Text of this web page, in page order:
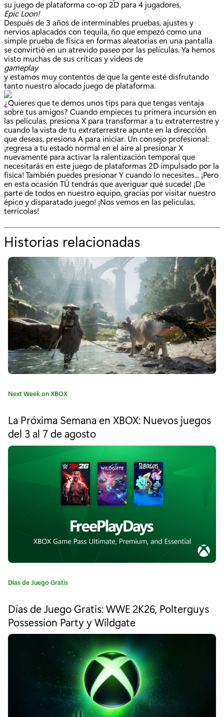
su juego de plataforma co-op 2D para 4 jugadores,
Epic Loon!
Después de 3 años de interminables pruebas, ajustes y
nervios aplacados con tequila, ño que empezó como una
simple prueba de física en formas aleatorias en una pantalla
se convirtió en un atrevido paseo por las películas. Ya hemos
visto muchas de sus críticas y videos de
gameplay
y estamos muy contentos de que la gente esté disfrutando
tanto nuestro alocado juego de plataforma.
¿Quieres que te demos unos tips para que tengas ventaja
sobre tus amigos? Cuando empieces tu primera incursión en
las películas, presiona X para transformar a tu extraterrestre y
cuando la vista de tu extraterrestre apunte en la dirección
que deseas, presiona A para iniciar. Un consejo profesional:
¡regresa a tu estado normal en el aire al presionar X
nuevamente para activar la ralentización temporal que
necesitarás en este juego de plataformas 2D impulsado por la
física! También puedes presionar Y cuando lo necesites... ¡Pero
en esta ocasión TÚ tendrás que averiguar qué sucede! ¡De
parte de todos en nuestro equipo, gracias por visitar nuestro
épico y disparatado juego! ¡Nos vemos en las películas,
terrícolas!
Historias relacionadas
o
r
"
I
n
v
a
l
s
p
e
l
í
c
u
a
s
c
l
á
s
i
C
e
g
o
Next Week on XBOX
La Próxima Semana en XBOX: Nuevos juegos
del 3 al 7 de agosto
C
e
g
o
Días de Juego Gratis
Días de Juego Gratis: WWE 2K26, Polterguys
Possession Party y Wildgate